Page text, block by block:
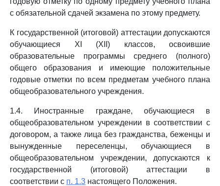
с обязательной сдачей экзамена по этому предмету.
К государственной (итоговой) аттестации допускаются
обучающиеся XI (XII) классов, освоившие
образовательные программы среднего (полного)
общего образования и имеющие положительные
годовые отметки по всем предметам учебного плана
общеобразовательного учреждения.
1.4. Иностранные граждане, обучающиеся в
общеобразовательном учреждении в соответствии с
договором, а также лица без гражданства, беженцы и
вынужденные переселенцы, обучающиеся в
общеобразовательном учреждении, допускаются к
государственной (итоговой) аттестации в
соответствии с п. 1.3 настоящего Положения.